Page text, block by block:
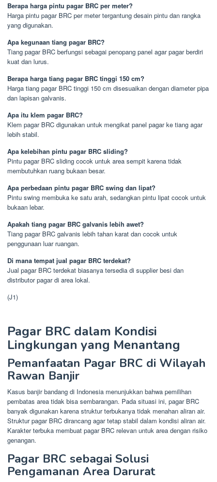
Berapa harga pintu pagar BRC per meter?
Harga pintu pagar BRC per meter tergantung desain pintu dan rangka
yang digunakan.
Apa kegunaan tiang pagar BRC?
Tiang pagar BRC berfungsi sebagai penopang panel agar pagar berdiri
kuat dan lurus.
Berapa harga tiang pagar BRC tinggi 150 cm?
Harga tiang pagar BRC tinggi 150 cm disesuaikan dengan diameter pipa
dan lapisan galvanis.
Apa itu klem pagar BRC?
Klem pagar BRC digunakan untuk mengikat panel pagar ke tiang agar
lebih stabil.
Apa kelebihan pintu pagar BRC sliding?
Pintu pagar BRC sliding cocok untuk area sempit karena tidak
membutuhkan ruang bukaan besar.
Apa perbedaan pintu pagar BRC swing dan lipat?
Pintu swing membuka ke satu arah, sedangkan pintu lipat cocok untuk
bukaan lebar.
Apakah tiang pagar BRC galvanis lebih awet?
Tiang pagar BRC galvanis lebih tahan karat dan cocok untuk
penggunaan luar ruangan.
Di mana tempat jual pagar BRC terdekat?
Jual pagar BRC terdekat biasanya tersedia di supplier besi dan
distributor pagar di area lokal.
(J1)
Pagar BRC dalam Kondisi
Lingkungan yang Menantang
Pemanfaatan Pagar BRC di Wilayah
Rawan Banjir
Kasus banjir bandang di Indonesia menunjukkan bahwa pemilihan
pembatas area tidak bisa sembarangan. Pada situasi ini, pagar BRC
banyak digunakan karena struktur terbukanya tidak menahan aliran air.
Struktur pagar BRC dirancang agar tetap stabil dalam kondisi aliran air.
Karakter terbuka membuat pagar BRC relevan untuk area dengan risiko
genangan.
Pagar BRC sebagai Solusi
Pengamanan Area Darurat